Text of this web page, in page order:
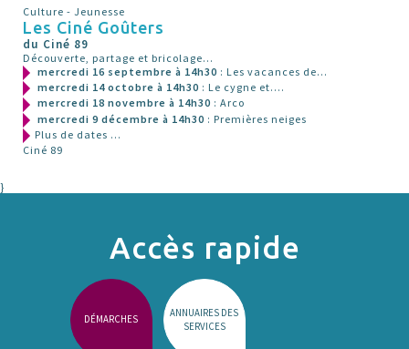
Culture - Jeunesse
Les Ciné Goûters
du Ciné 89
Découverte, partage et bricolage...
mercredi 16 septembre à 14h30 : Les vacances de...
mercredi 14 octobre à 14h30 : Le cygne et....
mercredi 18 novembre à 14h30 : Arco
mercredi 9 décembre à 14h30 : Premières neiges
Plus de dates ...
Ciné 89
}
Accès rapide
DÉMARCHES
ANNUAIRES DES
SERVICES